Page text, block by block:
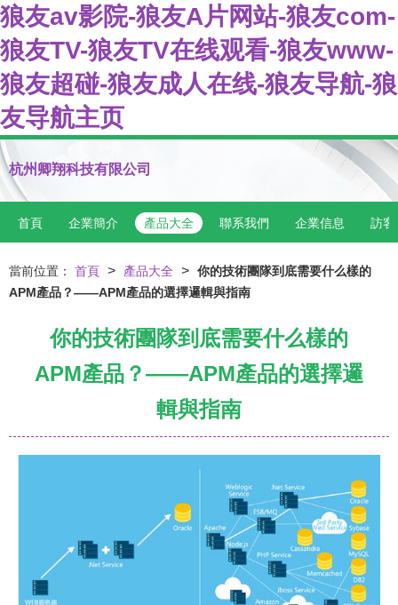
狼友av影院-狼友A片网站-狼友com-
狼友TV-狼友TV在线观看-狼友www-
狼友超碰-狼友成人在线-狼友导航-狼
友导航主页
杭州卿翔科技有限公司
首頁 企業簡介 產品大全 聯系我們 企業信息 訪客
當前位置： 首頁 > 產品大全 > 你的技術團隊到底需要什么樣的
APM產品？——APM產品的選擇邏輯與指南
你的技術團隊到底需要什么樣的
APM產品？——APM產品的選擇邏
輯與指南